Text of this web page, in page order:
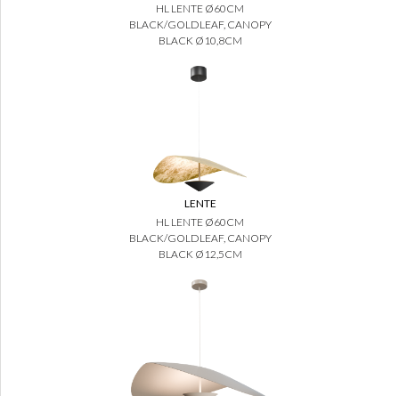
HL LENTE Ø60CM
BLACK/GOLDLEAF, CANOPY
BLACK Ø10,8CM
LENTE
HL LENTE Ø60CM
BLACK/GOLDLEAF, CANOPY
BLACK Ø12,5CM